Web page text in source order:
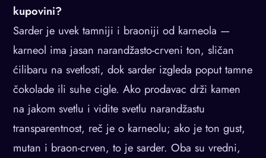
kupovini?
Sarder je uvek tamniji i braoniji od karneola —
karneol ima jasan narandžasto-crveni ton, sličan
ćilibaru na svetlosti, dok sarder izgleda poput tamne
čokolade ili suhe cigle. Ako prodavac drži kamen
na jakom svetlu i vidite svetlu narandžastu
transparentnost, reč je o karneolu; ako je ton gust,
mutan i braon-crven, to je sarder. Oba su vredni,